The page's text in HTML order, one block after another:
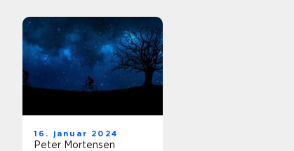
16. januar 2024
Peter Mortensen